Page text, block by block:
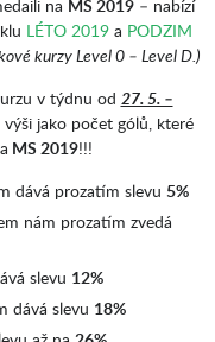
na MS 2019– nabízí
LÉTO 2019 a PODZIM
kurzy Level 0 – Level D.)
v týdnu od 27. 5. –
jako počet gólů, které
MS 2019!!!
dává prozatím slevu 5%
nám prozatím zvedá
slevu 12%
dává slevu 18%